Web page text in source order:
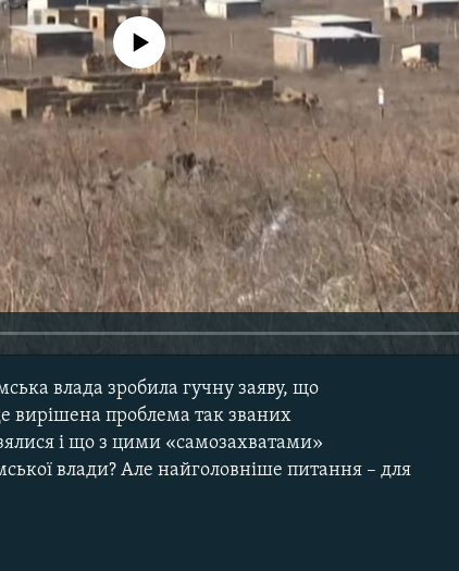
media source currently available
влада зробила гучну заяву, що
вирішена проблема так званих
і що з цими «самозахватами»
влади? Але найголовніше питання – для